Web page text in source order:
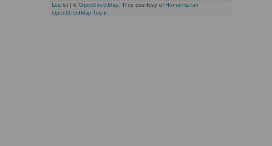
Leaflet | ©OpenStreetMap , Tiles courtesy of Humanitarian
OpenStreetMap Team